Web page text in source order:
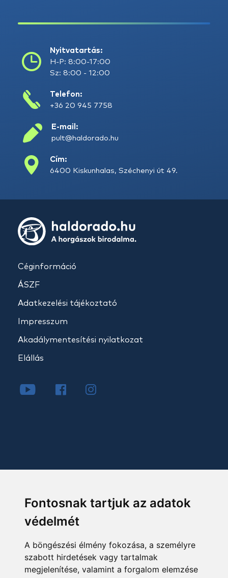
Fontosnak tartjuk az adatok
védelmét
A böngészési élmény fokozása, a személyre
szabott hirdetések vagy tartalmak
megjelenítése, valamint a forgalom elemzése
Nyitvatartás:
H-P: 8:00-17:00
Sz: 8:00 - 12:00
Telefon:
+36 20 945 7758
E-mail:
pult@haldorado.hu
Cím:
6400 Kiskunhalas, Széchenyi út 49.
Céginformáció
ÁSZF
Adatkezelési tájékoztató
Impresszum
Akadálymentesítési nyilatkozat
Elállás